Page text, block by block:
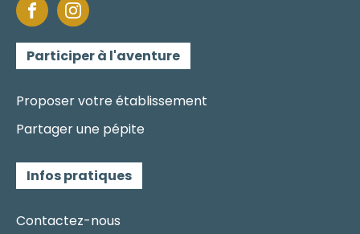
Participer à l'aventure
Proposer votre établissement
Partager une pépite
Infos pratiques
Contactez-nous